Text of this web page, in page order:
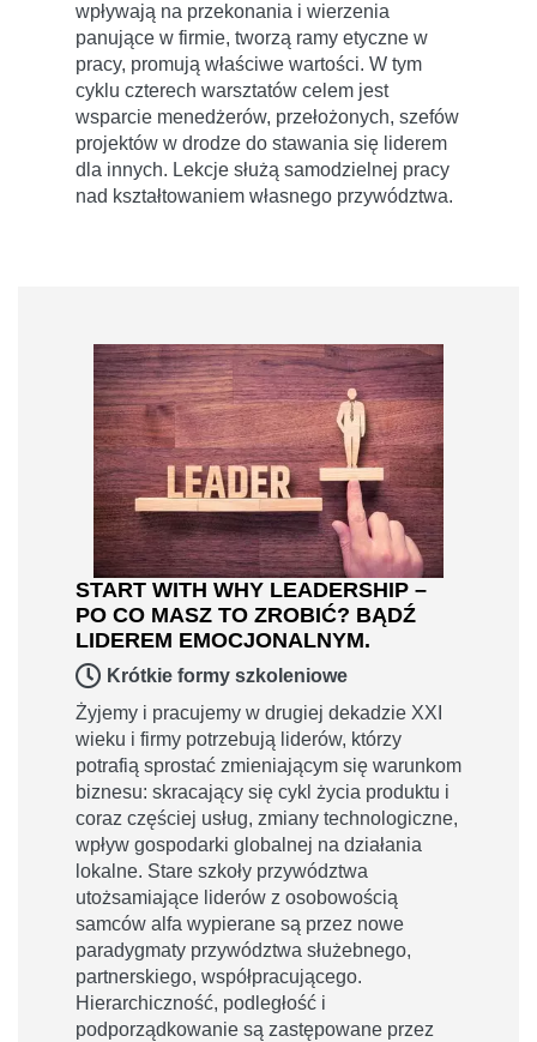
wpływają na przekonania i wierzenia
panujące w firmie, tworzą ramy etyczne w
pracy, promują właściwe wartości. W tym
cyklu czterech warsztatów celem jest
wsparcie menedżerów, przełożonych, szefów
projektów w drodze do stawania się liderem
dla innych. Lekcje służą samodzielnej pracy
nad kształtowaniem własnego przywództwa.
START WITH WHY LEADERSHIP –
PO CO MASZ TO ZROBIĆ? BĄDŹ
LIDEREM EMOCJONALNYM.
Krótkie formy szkoleniowe
Żyjemy i pracujemy w drugiej dekadzie XXI
wieku i firmy potrzebują liderów, którzy
potrafią sprostać zmieniającym się warunkom
biznesu: skracający się cykl życia produktu i
coraz częściej usług, zmiany technologiczne,
wpływ gospodarki globalnej na działania
lokalne. Stare szkoły przywództwa
utożsamiające liderów z osobowością
samców alfa wypierane są przez nowe
paradygmaty przywództwa służebnego,
partnerskiego, współpracującego.
Hierarchiczność, podległość i
podporządkowanie są zastępowane przez